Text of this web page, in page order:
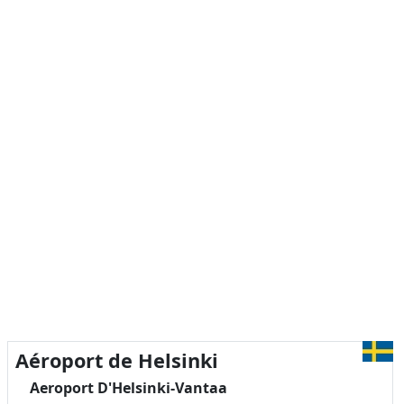
Aéroport de Helsinki
Aeroport D'Helsinki-Vantaa